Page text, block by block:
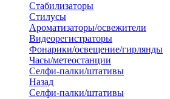
Стабилизаторы
Стилусы
Ароматизаторы/освежители
Видеорегистраторы
Фонарики/освещение/гирлянды
Часы/метеостанции
Селфи-палки/штативы
Назад
Селфи-палки/штативы